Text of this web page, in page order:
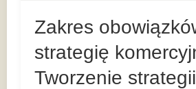
Zakres
strategię
Tworzenie